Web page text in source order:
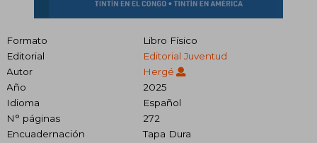
Formato
Libro Físico
Editorial
Editorial Juventud
Autor
Hergé
Año
2025
Idioma
Español
N° páginas
272
Encuadernación
Tapa Dura